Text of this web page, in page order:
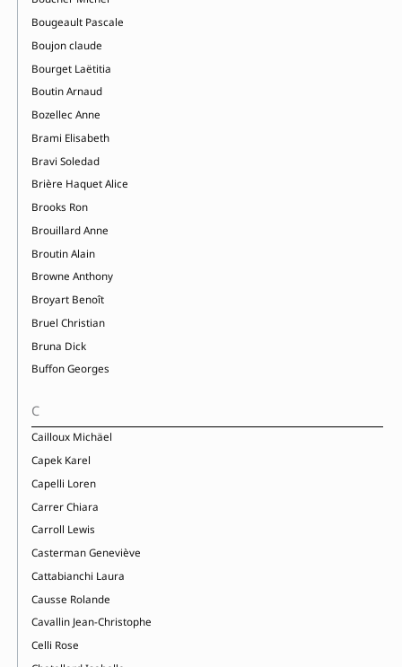
Bougeault Pascale
Boujon claude
Bourget Laëtitia
Boutin Arnaud
Bozellec Anne
Brami Elisabeth
Bravi Soledad
Brière Haquet Alice
Brooks Ron
Brouillard Anne
Broutin Alain
Browne Anthony
Broyart Benoît
Bruel Christian
Bruna Dick
Buffon Georges
C
Cailloux Michäel
Capek Karel
Capelli Loren
Carrer Chiara
Carroll Lewis
Casterman Geneviève
Cattabianchi Laura
Causse Rolande
Cavallin Jean-Christophe
Celli Rose